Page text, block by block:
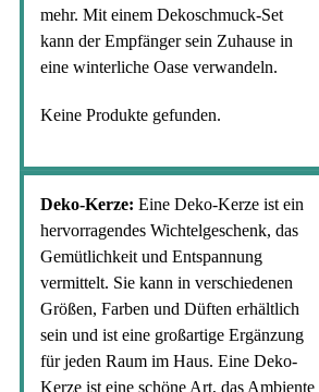
mehr. Mit einem Dekoschmuck-Set
kann der Empfänger sein Zuhause in
eine winterliche Oase verwandeln.
Keine Produkte gefunden.
Deko-Kerze: Eine Deko-Kerze ist ein
hervorragendes Wichtelgeschenk, das
Gemütlichkeit und Entspannung
vermittelt. Sie kann in verschiedenen
Größen, Farben und Düften erhältlich
sein und ist eine großartige Ergänzung
für jeden Raum im Haus. Eine Deko-
Kerze ist eine schöne Art, das Ambiente